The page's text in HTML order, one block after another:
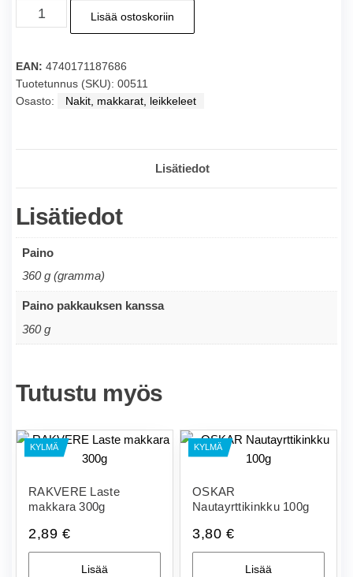
MAKS&MOORITS
Lasten
300g
määrä
Lisää ostoskoriin
EAN: 4740171187686
Tuotetunnus (SKU): 00511
Osasto:
Nakit, makkarat, leikkeleet
Lisätiedot
Lisätiedot
Paino
360 g (gramma)
Paino pakkauksen kanssa
360 g
Tutustu myös
KYLMÄ
RAKVERE Laste
makkara 300g
2,89 €
Lisää
KYLMÄ
OSKAR
Nautayrttikinkku 100g
3,80 €
Lisää